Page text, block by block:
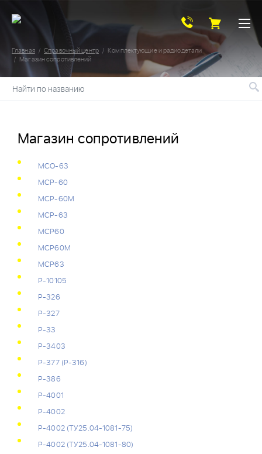
Главная Справочный центр
Комплектующие и радиодетали
Магазин сопротивлений
Найти по названию
Магазин сопротивлений
МСО-63
МСР-60
МСР-60М
МСР-63
МСР60
МСР60М
МСР63
Р-10105
Р-326
Р-327
Р-33
Р-3403
Р-377 (Р-316)
Р-386
Р-4001
Р-4002
Р-4002 (ТУ25.04-1081-75)
Р-4002 (ТУ25.04-1081-80)